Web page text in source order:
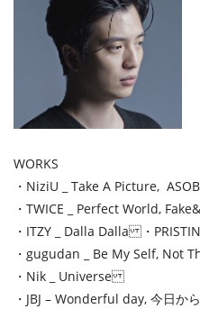
WORKS
・NiziU _ Take A Picture,
・TWICE _ Perfect World,
・ITZY _ Dalla Dalla ・
・gugudan _ Be My Self, Not
・Nik _ Universe
・JBJ – Wonderful day, 今日から